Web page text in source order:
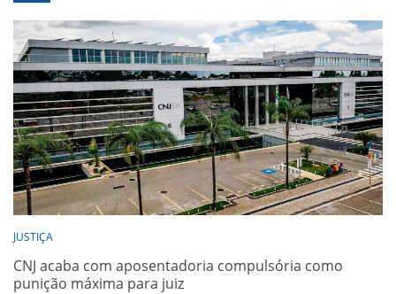
JUSTIÇA
CNJ acaba com aposentadoria compulsória como
punição máxima para juiz